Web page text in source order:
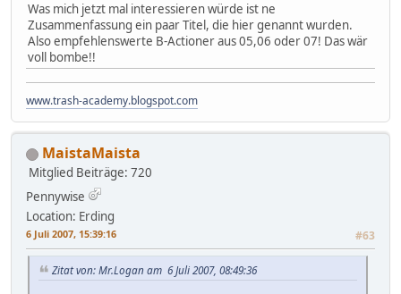
Was mich jetzt mal interessieren würde ist ne
Zusammenfassung ein paar Titel, die hier genannt wurden.
Also empfehlenswerte B-Actioner aus 05,06 oder 07! Das wär
voll bombe!!
www.trash-academy.blogspot.com
MaistaMaista
Mitglied Beiträge: 720
Pennywise
Location: Erding
6 Juli 2007, 15:39:16 #63
Zitat von: Mr.Logan am 6 Juli 2007, 08:49:36